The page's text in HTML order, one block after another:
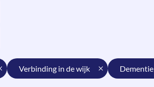
verbinding in de wijk dementie